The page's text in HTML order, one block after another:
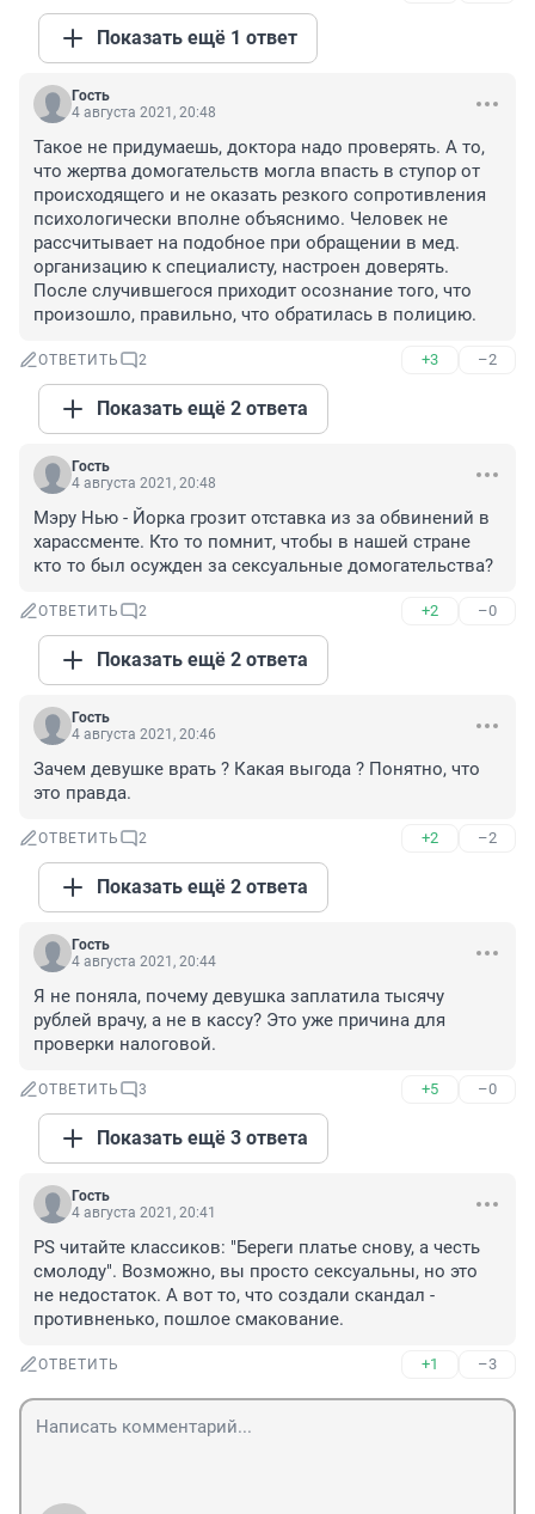
Показать ещё 1 ответ
Гость
4 августа 2021, 20:48
Такое не придумаешь, доктора надо проверять. А то,
что жертва домогательств могла впасть в ступор от
происходящего и не оказать резкого сопротивления
психологически вполне объяснимо. Человек не
рассчитывает на подобное при обращении в мед.
организацию к специалисту, настроен доверять.
После случившегося приходит осознание того, что
произошло, правильно, что обратилась в полицию.
ОТВЕТИТЬ 2 +3 –2
Показать ещё 2 ответа
Гость
4 августа 2021, 20:48
Мэру Нью - Йорка грозит отставка из за обвинений в
харассменте. Кто то помнит, чтобы в нашей стране
кто то был осужден за сексуальные домогательства?
ОТВЕТИТЬ 2 +2 –0
Показать ещё 2 ответа
Гость
4 августа 2021, 20:46
Зачем девушке врать ? Какая выгода ? Понятно, что
это правда.
ОТВЕТИТЬ 2 +2 –2
Показать ещё 2 ответа
Гость
4 августа 2021, 20:44
Я не поняла, почему девушка заплатила тысячу
рублей врачу, а не в кассу? Это уже причина для
проверки налоговой.
ОТВЕТИТЬ 3 +5 –0
Показать ещё 3 ответа
Гость
4 августа 2021, 20:41
PS читайте классиков: "Береги платье снову, а честь
смолоду". Возможно, вы просто сексуальны, но это
не недостаток. А вот то, что создали скандал -
противненько, пошлое смакование.
ОТВЕТИТЬ +1 –3